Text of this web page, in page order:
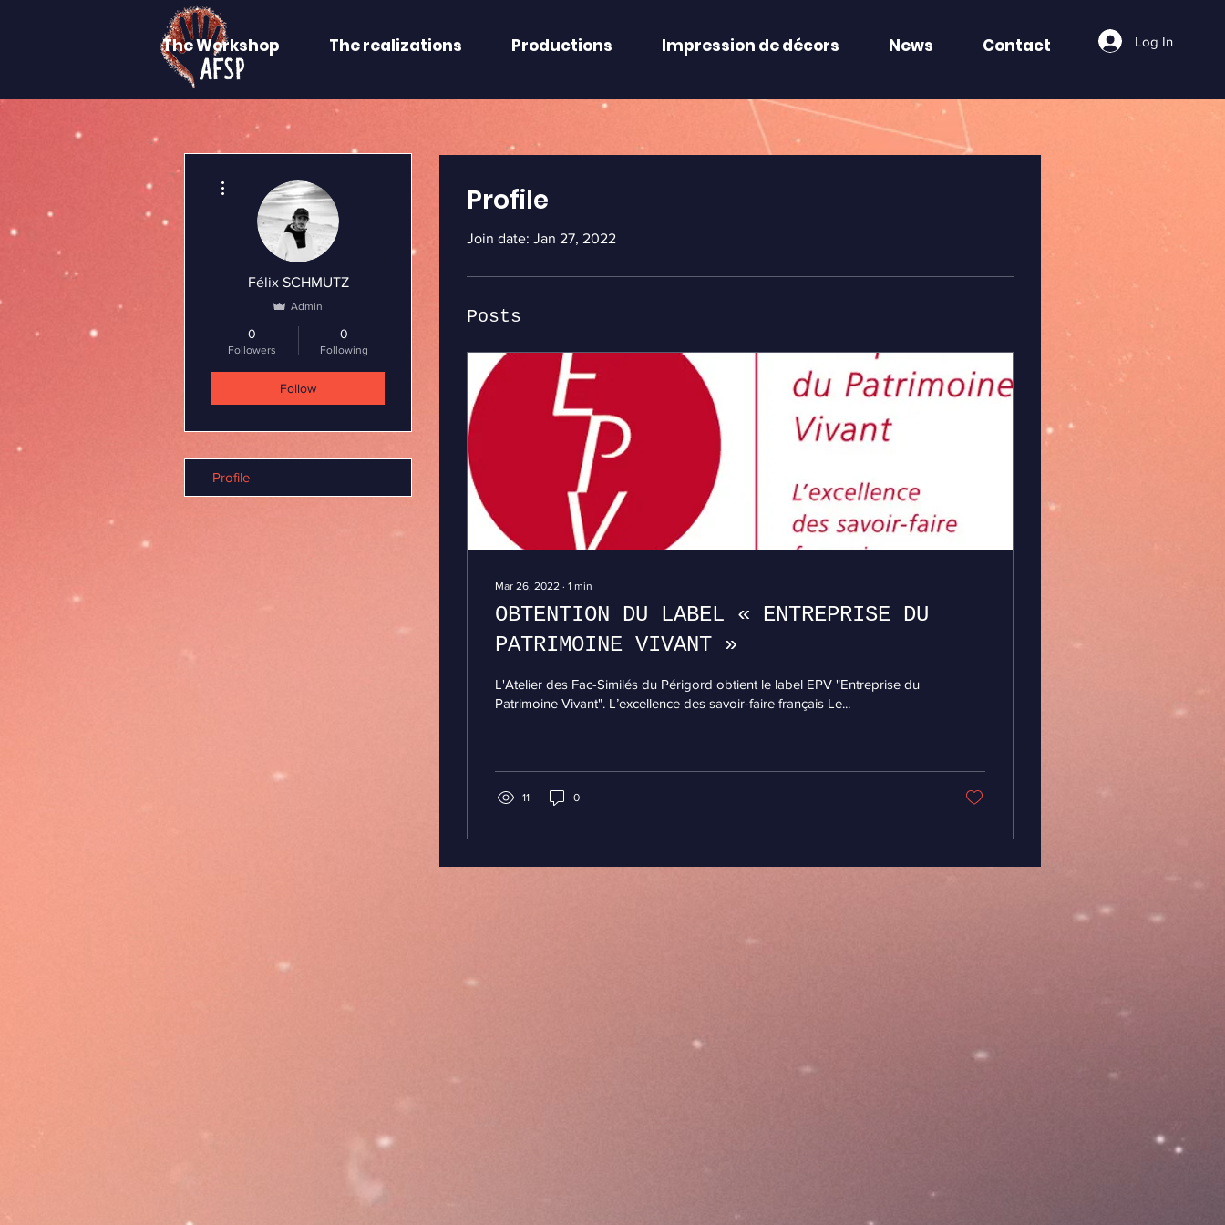
The Workshop The realizations Productions Impression de décors News Contact Log In
Profile
Join date: Jan 27, 2022
Posts
Mar 26, 2022 ∙ 1 min
OBTENTION DU LABEL « ENTREPRISE DU
PATRIMOINE VIVANT »
L'Atelier des Fac-Similés du Périgord obtient le label EPV "Entreprise du
Patrimoine Vivant". L’excellence des savoir-faire français Le...
11 0
Félix SCHMUTZ
Admin
0
Followers
0
Following
Follow
Profile